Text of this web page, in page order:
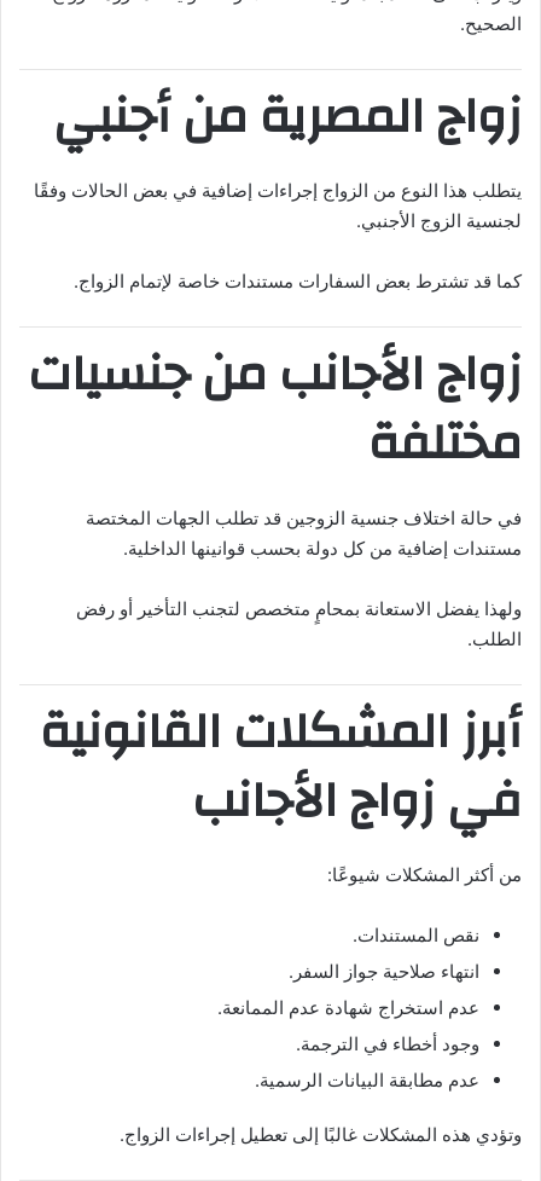
الصحيح.
زواج المصرية من أجنبي
يتطلب هذا النوع من الزواج إجراءات إضافية في بعض الحالات وفقًا
لجنسية الزوج الأجنبي.
كما قد تشترط بعض السفارات مستندات خاصة لإتمام الزواج.
زواج الأجانب من جنسيات
مختلفة
في حالة اختلاف جنسية الزوجين قد تطلب الجهات المختصة
مستندات إضافية من كل دولة بحسب قوانينها الداخلية.
ولهذا يفضل الاستعانة بمحامٍ متخصص لتجنب التأخير أو رفض
الطلب.
أبرز المشكلات القانونية
في زواج الأجانب
من أكثر المشكلات شيوعًا:
نقص المستندات.
انتهاء صلاحية جواز السفر.
عدم استخراج شهادة عدم الممانعة.
وجود أخطاء في الترجمة.
عدم مطابقة البيانات الرسمية.
وتؤدي هذه المشكلات غالبًا إلى تعطيل إجراءات الزواج.